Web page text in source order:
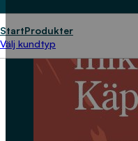
StartProdukter
Välj kundtyp